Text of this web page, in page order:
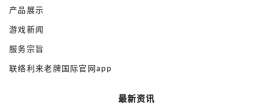
产品展示
游戏新闻
服务宗旨
联络利来老牌国际官网app
最新资讯